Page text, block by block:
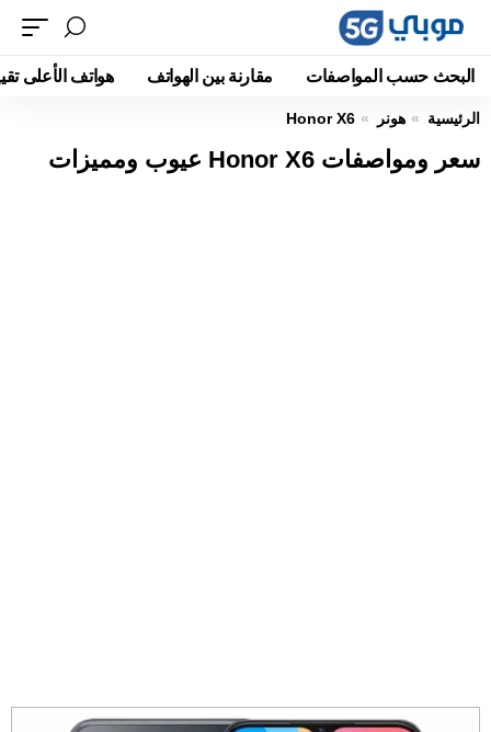
البحث حسب المواصفات مقارنة بين الهواتف هواتف الأعلى
الرئيسية هونر Honor X6
سعر ومواصفات Honor X6 عيوب ومميزات